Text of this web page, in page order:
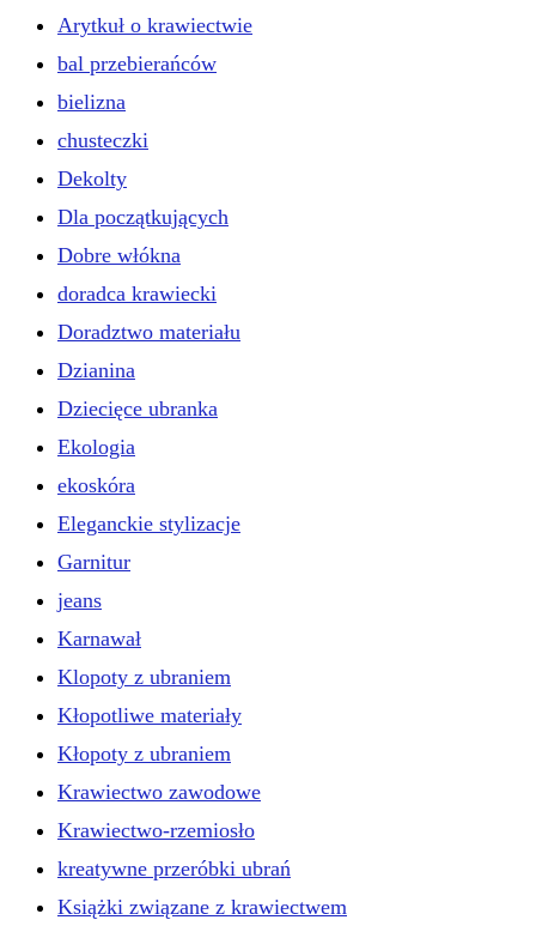
Arytkuł o krawiectwie
bal przebierańców
bielizna
chusteczki
Dekolty
Dla początkujących
Dobre włókna
doradca krawiecki
Doradztwo materiału
Dzianina
Dziecięce ubranka
Ekologia
ekoskóra
Eleganckie stylizacje
Garnitur
jeans
Karnawał
Klopoty z ubraniem
Kłopotliwe materiały
Kłopoty z ubraniem
Krawiectwo zawodowe
Krawiectwo-rzemiosło
kreatywne przeróbki ubrań
Książki związane z krawiectwem